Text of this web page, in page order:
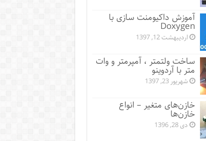
آموزش داکیومنت سازی با
Doxygen
اردیبهشت 12, 1397
ساخت ولتمتر ، آمپرمتر و وات
متر با آردوینو
شهریور 23, 1397
خازن‌های متغیر – انواع
خازن‌ها
دی 28, 1396